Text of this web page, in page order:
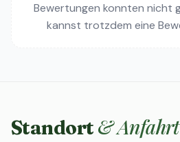
Bewertungen konnten nicht
kannst trotzdem eine
Standort & Anfahrt